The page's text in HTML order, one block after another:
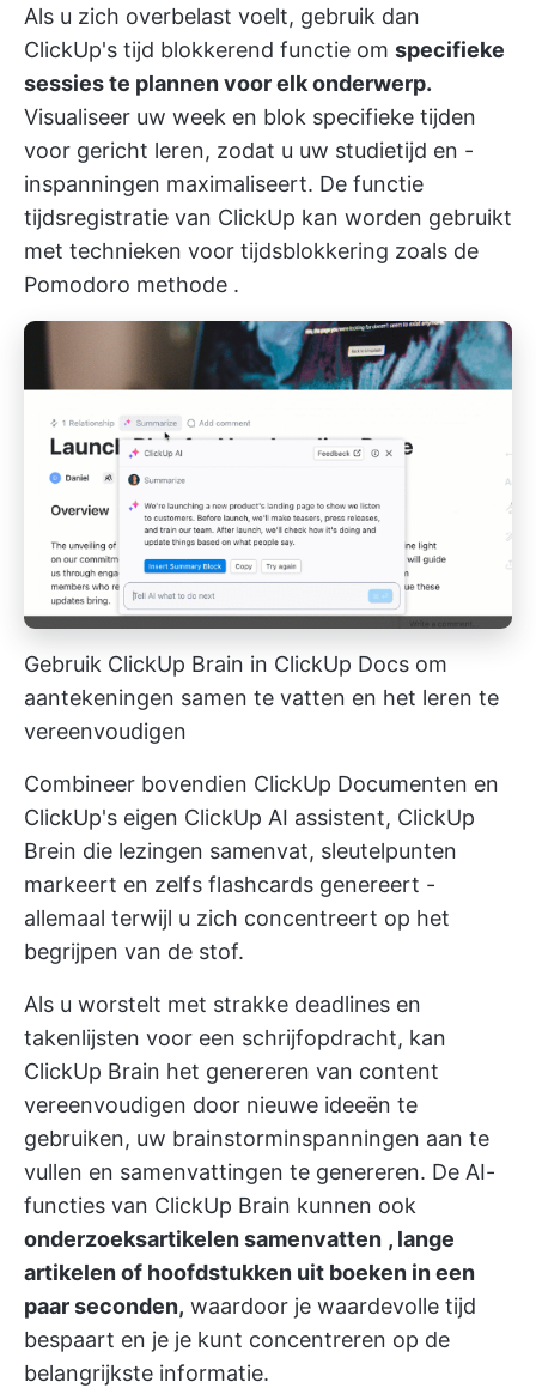
Als u zich overbelast voelt, gebruik dan
ClickUp's tijd blokkerend functie om specifieke
sessies te plannen voor elk onderwerp.
Visualiseer uw week en blok specifieke tijden
voor gericht leren, zodat u uw studietijd en -
inspanningen maximaliseert. De functie
tijdsregistratie van ClickUp kan worden gebruikt
met technieken voor tijdsblokkering zoals de
Pomodoro methode .
Gebruik ClickUp Brain in ClickUp Docs om
aantekeningen samen te vatten en het leren te
vereenvoudigen
Combineer bovendien ClickUp Documenten en
ClickUp's eigen ClickUp AI assistent, ClickUp
Brein die lezingen samenvat, sleutelpunten
markeert en zelfs flashcards genereert -
allemaal terwijl u zich concentreert op het
begrijpen van de stof.
Als u worstelt met strakke deadlines en
takenlijsten voor een schrijfopdracht, kan
ClickUp Brain het genereren van content
vereenvoudigen door nieuwe ideeën te
gebruiken, uw brainstorminspanningen aan te
vullen en samenvattingen te genereren. De AI-
functies van ClickUp Brain kunnen ook
onderzoeksartikelen samenvatten , lange
artikelen of hoofdstukken uit boeken in een
paar seconden, waardoor je waardevolle tijd
bespaart en je je kunt concentreren op de
belangrijkste informatie.